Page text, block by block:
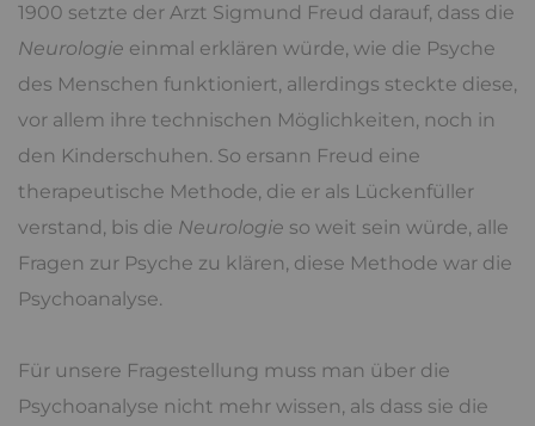
1900 setzte der Arzt Sigmund Freud darauf, dass die
Neurologie einmal erklären würde, wie die Psyche
des Menschen funktioniert, allerdings steckte diese,
vor allem ihre technischen Möglichkeiten, noch in
den Kinderschuhen. So ersann Freud eine
therapeutische Methode, die er als Lückenfüller
verstand, bis die Neurologie so weit sein würde, alle
Fragen zur Psyche zu klären, diese Methode war die
Psychoanalyse.
Für unsere Fragestellung muss man über die
Psychoanalyse nicht mehr wissen, als dass sie die